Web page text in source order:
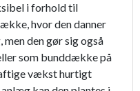
i forhold til
hvor den danner
den gør sig også
som bunddække på
vækst hurtigt